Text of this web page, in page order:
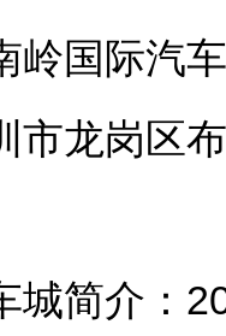
岭国际汽
市龙岗区
城简介：